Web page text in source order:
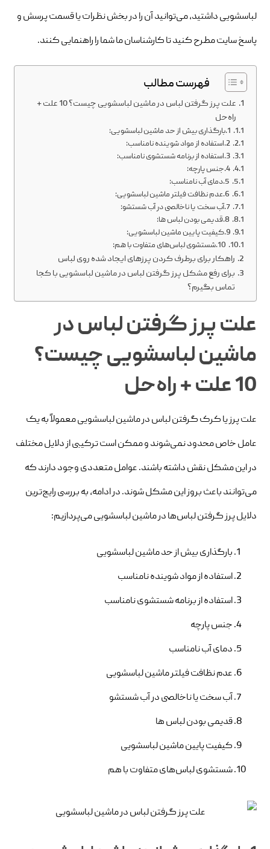
لباسشویی داشتید، می‌توانید آن را در بخش نظرات یا قسمت پرسش‌ و
پاسخ سایت مطرح کنید تا کارشناسان ما شما را راهنمایی کنند.
فهرست مطالب
علت پرز گرفتن لباس در ماشین لباسشویی چیست؟ 10 علت +
راه‌حل
1.بارگذاری بیش از حد ماشین لباسشویی:
2.استفاده از مواد شوینده نامناسب:
3.استفاده از برنامه شستشوی نامناسب:
4.جنس پارچه:
5.دمای آب نامناسب:
6.عدم نظافت فیلتر ماشین لباسشویی:
7.آب سخت یا ناخالصی در آب شستشو:
8.قدیمی بودن لباس‌ ها:
9.کیفیت پایین ماشین لباسشویی:
10.شستشوی لباس‌های متفاوت با هم:
راهکار برای برطرف کردن پرزهای ایجاد شده روی لباس
برای رفع مشکل پرز گرفتن لباس در ماشین لباسشویی با کجا
تماس بگیرم؟
علت پرز گرفتن لباس در
ماشین لباسشویی چیست؟
10 علت + راه‌حل
علت‌ پرز یا کرک گرفتن لباس در ماشین لباسشویی معمولاً به یک
عامل خاص محدود نمی‌شوند و ممکن است ترکیبی از دلایل مختلف
در این مشکل نقش داشته باشند. عوامل متعددی وجود دارند که
می‌توانند باعث بروز این مشکل شوند. در ادامه، به بررسی رایج‌ترین
دلایل پرز گرفتن لباس‌ها در ماشین لباسشویی می‌پردازیم:
بارگذاری بیش از حد ماشین لباسشویی
استفاده از مواد شوینده نامناسب
استفاده از برنامه شستشوی نامناسب
جنس پارچه
دمای آب نامناسب
عدم نظافت فیلتر ماشین لباسشویی
آب سخت یا ناخالصی در آب شستشو
قدیمی بودن لباس‌ ها
کیفیت پایین ماشین لباسشویی
شستشوی لباس‌های متفاوت با هم